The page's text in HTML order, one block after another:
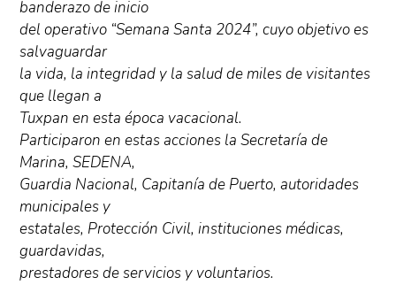
banderazo de inicio
del operativo “Semana Santa 2024”, cuyo objetivo es
salvaguardar
la vida, la integridad y la salud de miles de visitantes
que llegan a
Tuxpan en esta época vacacional.
Participaron en estas acciones la Secretaría de
Marina, SEDENA,
Guardia Nacional, Capitanía de Puerto, autoridades
municipales y
estatales, Protección Civil, instituciones médicas,
guardavidas,
prestadores de servicios y voluntarios.